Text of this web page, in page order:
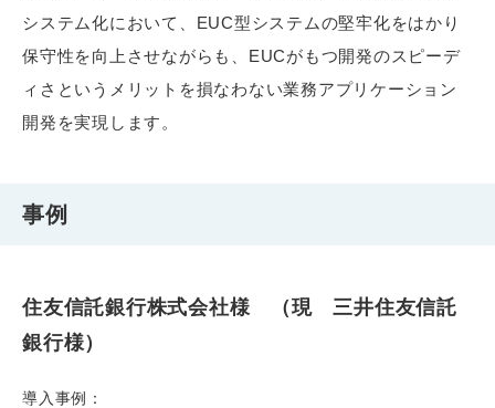
システム化において、EUC型システムの堅牢化をはかり
保守性を向上させながらも、EUCがもつ開発のスピーデ
ィさというメリットを損なわない業務アプリケーション
開発を実現します。
事例
住友信託銀行株式会社様 （現 三井住友信託
銀行様）
導入事例：